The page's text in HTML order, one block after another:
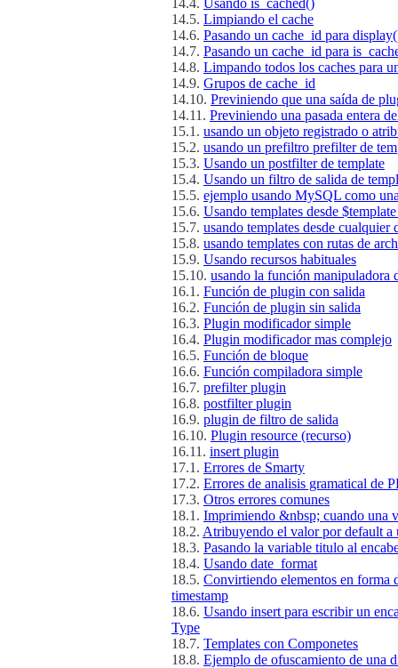
14.4. Usando is_cached()
14.5. Limpiando el cache
14.6. Pasando un cache_id para
14.7. Pasando un cache_id para
14.8. Limpando todos los caches para
14.9. Grupos de cache_id
14.10. Previniendo que una saída de
14.11. Previniendo una pasada entera
15.1. usando un objeto registrado o
15.2. usando un prefiltro prefilter de
15.3. Usando un postfilter de template
15.4. Usando un filtro de salida de
15.5. ejemplo usando MySQL como
15.6. Usando templates desde
15.7. usando templates desde cualquier
15.8. usando templates con rutas de
15.9. Usando recursos habituales
15.10. usando la función manipuladora
16.1. Función de plugin con salida
16.2. Función de plugin sin salida
16.3. Plugin modificador simple
16.4. Plugin modificador mas complejo
16.5. Función de bloque
16.6. Función compiladora simple
16.7. prefilter plugin
16.8. postfilter plugin
16.9. plugin de filtro de salida
16.10. Plugin resource (recurso)
16.11. insert plugin
17.1. Errores de Smarty
17.2. Errores de analisis gramatical de
17.3. Otros errores comunes
18.1. Imprimiendo &nbsp; cuando una
18.2. Atribuyendo el valor por default a
18.3. Pasando la variable titulo al
18.4. Usando date_format
18.5. Convirtiendo elementos en forma
timestamp
18.6. Usando insert para escribir un
Type
18.7. Templates con Componetes
18.8. Ejemplo de ofuscamiento de una